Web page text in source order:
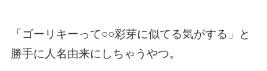
「ゴーリキーって○○彩芽に似てる気がする」と
勝手に人名由来にしちゃうやつ。